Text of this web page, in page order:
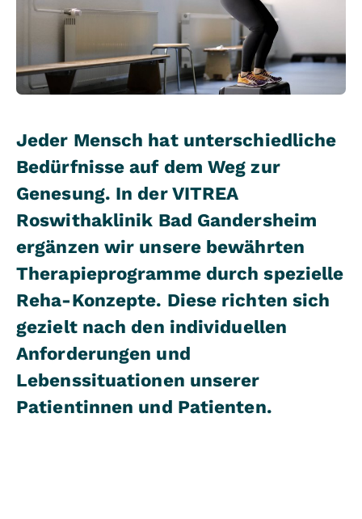
Jeder Mensch hat unterschiedliche
Bedürfnisse auf dem Weg zur
Genesung. In der VITREA
Roswithaklinik Bad Gandersheim
ergänzen wir unsere bewährten
Therapieprogramme durch spezielle
Reha-Konzepte. Diese richten sich
gezielt nach den individuellen
Anforderungen und
Lebenssituationen unserer
Patientinnen und Patienten.